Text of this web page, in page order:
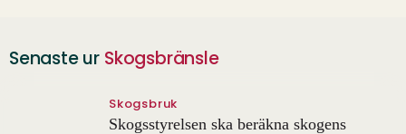
Senaste ur Skogsbränsle
Skogsbruk
Skogsstyrelsen ska beräkna skogens